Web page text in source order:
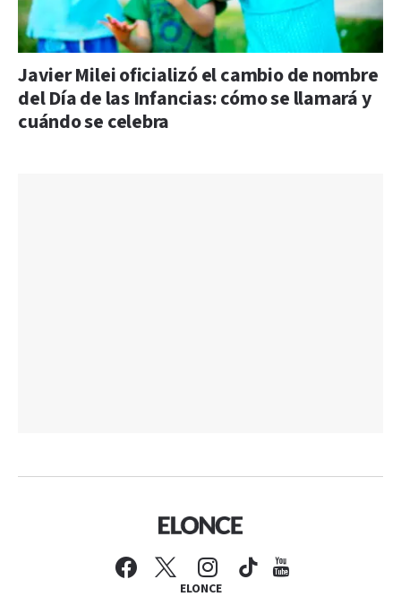
Javier Milei oficializó el cambio de nombre
del Día de las Infancias: cómo se llamará y
cuándo se celebra
ELONCE